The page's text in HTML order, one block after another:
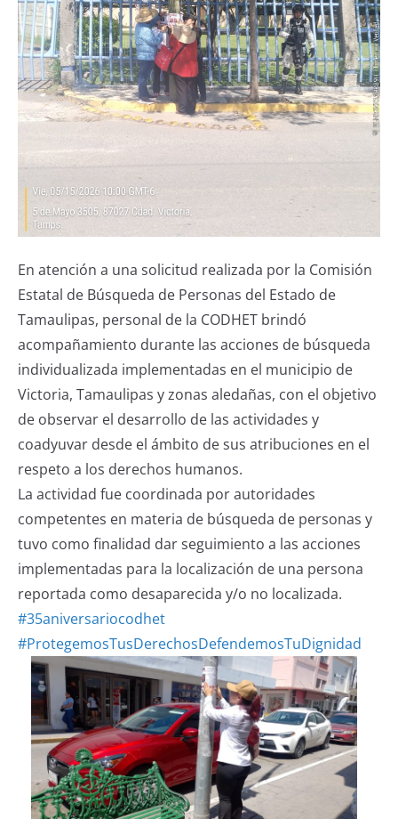
En atención a una solicitud realizada por la Comisión
Estatal de Búsqueda de Personas del Estado de
Tamaulipas, personal de la CODHET brindó
acompañamiento durante las acciones de búsqueda
individualizada implementadas en el municipio de
Victoria, Tamaulipas y zonas aledañas, con el objetivo
de observar el desarrollo de las actividades y
coadyuvar desde el ámbito de sus atribuciones en el
respeto a los derechos humanos.
La actividad fue coordinada por autoridades
competentes en materia de búsqueda de personas y
tuvo como finalidad dar seguimiento a las acciones
implementadas para la localización de una persona
reportada como desaparecida y/o no localizada.
#35aniversariocodhet
#ProtegemosTusDerechosDefendemosTuDignidad